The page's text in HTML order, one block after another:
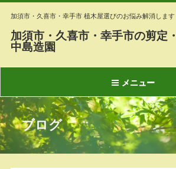
加須市・久喜市・幸手市 植木屋選びのお悩み解消します
加須市・久喜市・幸手市の剪定
中島造園
メニュー
ブログ